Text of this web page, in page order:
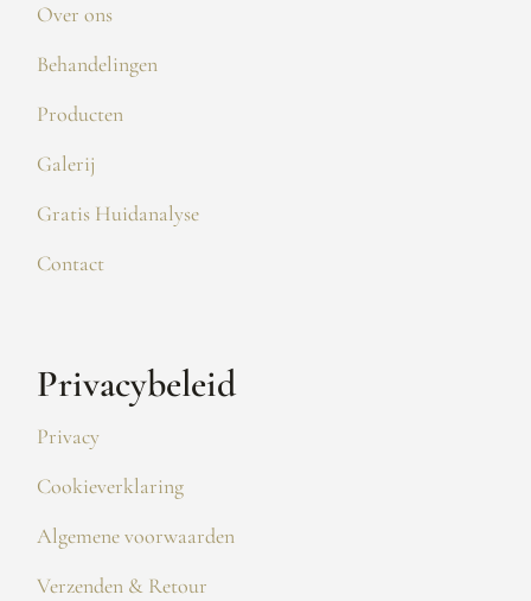
Over ons
Behandelingen
Producten
Galerij
Gratis Huidanalyse
Contact
Privacybeleid
Privacy
Cookieverklaring
Algemene voorwaarden
Verzenden & Retour